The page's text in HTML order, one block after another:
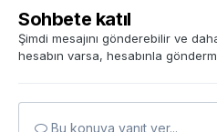
Sohbete katıl
Şimdi mesajını gönderebilir ve
hesabın varsa, hesabınla
Bu konuya yanıt ver...